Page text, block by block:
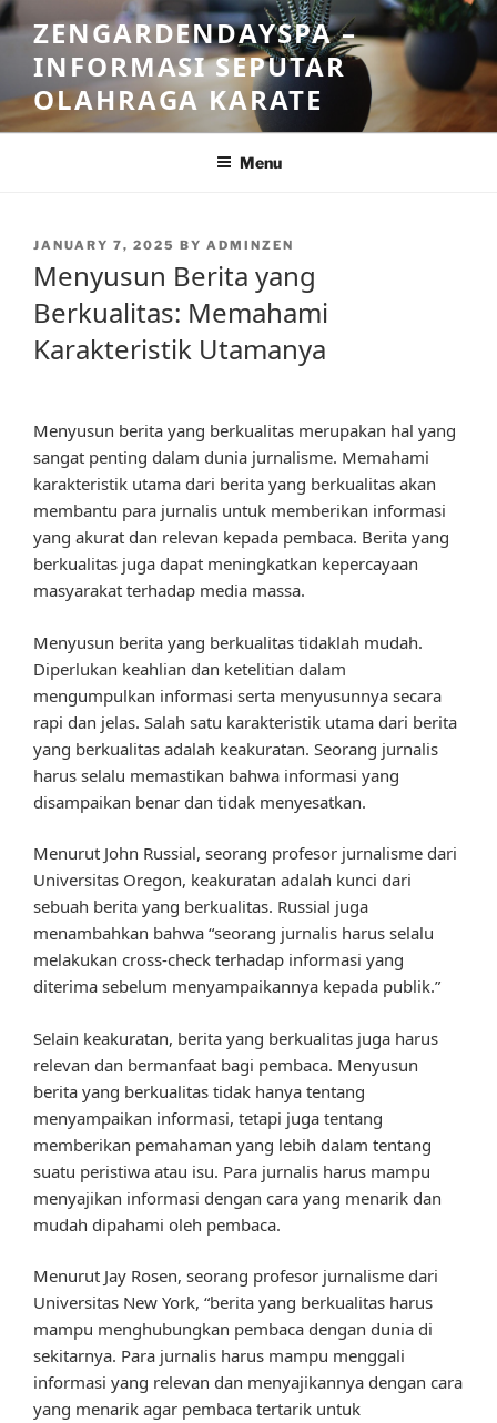
Skip
to
content
ZENGARDENDAYSPA –
INFORMASI SEPUTAR
OLAHRAGA KARATE
Menu
POSTED
JANUARY 7, 2025 BY ADMINZEN
Menyusun Berita yang
Berkualitas: Memahami
Karakteristik Utamanya
Menyusun berita yang berkualitas merupakan hal yang
sangat penting dalam dunia jurnalisme. Memahami
karakteristik utama dari berita yang berkualitas akan
membantu para jurnalis untuk memberikan informasi
yang akurat dan relevan kepada pembaca. Berita yang
berkualitas juga dapat meningkatkan kepercayaan
masyarakat terhadap media massa.
Menyusun berita yang berkualitas tidaklah mudah.
Diperlukan keahlian dan ketelitian dalam
mengumpulkan informasi serta menyusunnya secara
rapi dan jelas. Salah satu karakteristik utama dari berita
yang berkualitas adalah keakuratan. Seorang jurnalis
harus selalu memastikan bahwa informasi yang
disampaikan benar dan tidak menyesatkan.
Menurut John Russial, seorang profesor jurnalisme dari
Universitas Oregon, keakuratan adalah kunci dari
sebuah berita yang berkualitas. Russial juga
menambahkan bahwa “seorang jurnalis harus selalu
melakukan cross-check terhadap informasi yang
diterima sebelum menyampaikannya kepada publik.”
Selain keakuratan, berita yang berkualitas juga harus
relevan dan bermanfaat bagi pembaca. Menyusun
berita yang berkualitas tidak hanya tentang
menyampaikan informasi, tetapi juga tentang
memberikan pemahaman yang lebih dalam tentang
suatu peristiwa atau isu. Para jurnalis harus mampu
menyajikan informasi dengan cara yang menarik dan
mudah dipahami oleh pembaca.
Menurut Jay Rosen, seorang profesor jurnalisme dari
Universitas New York, “berita yang berkualitas harus
mampu menghubungkan pembaca dengan dunia di
sekitarnya. Para jurnalis harus mampu menggali
informasi yang relevan dan menyajikannya dengan cara
yang menarik agar pembaca tertarik untuk